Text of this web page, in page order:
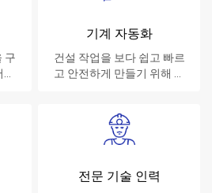
구
기계 자동화
건설 작업을 보다 쉽고 빠르
고 안전하게 만들기 위해 노
전문 기술 인력